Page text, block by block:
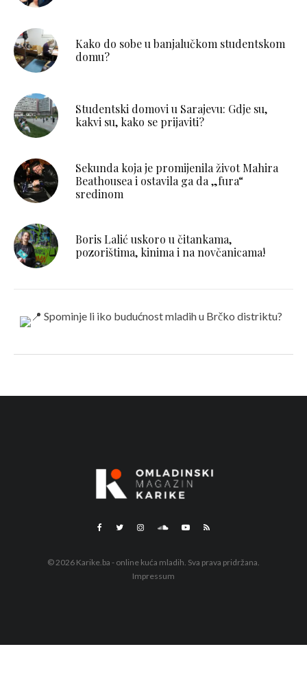
Kako do sobe u banjalučkom studentskom
domu?
Studentski domovi u Sarajevu: Gdje su,
kakvi su, kako se prijaviti?
Sekunda koja je promijenila život Mahira
Beathousea i ostavila ga da „fura“
sredinom
Boris Lalić uskoro u čitankama,
pozorištima, kinima i na novčanicama!
© 2026 Karike.ba - online kuća mladih. Sva prava pridržana.
Impressum